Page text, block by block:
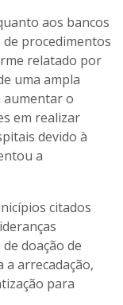
aos bancos
procedimentos
relatado por
uma ampla
aumentar o
em realizar
devido à
a
citados
doação de
arrecadação,
para